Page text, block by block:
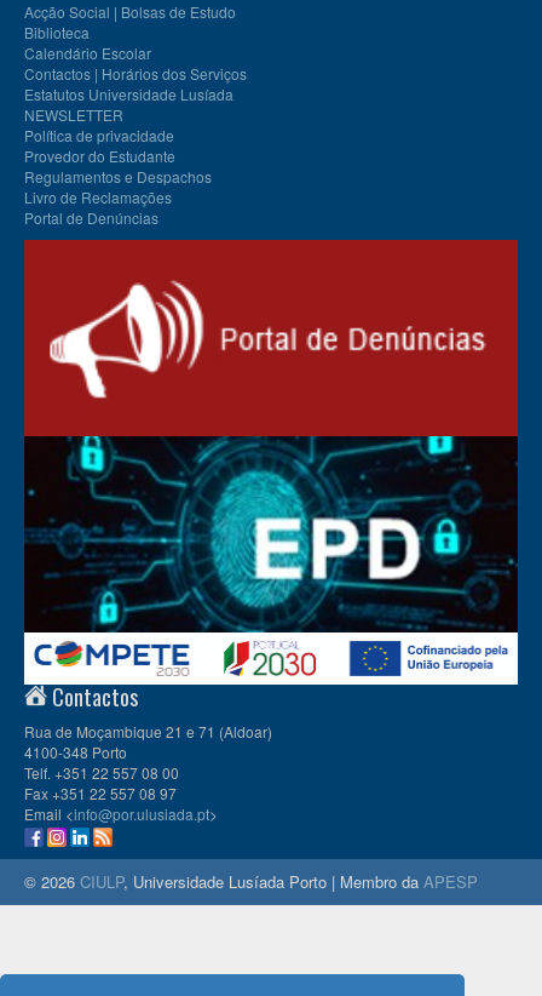
Acção Social | Bolsas de Estudo
Biblioteca
Calendário Escolar
Contactos | Horários dos Serviços
Estatutos Universidade Lusíada
NEWSLETTER
Política de privacidade
Provedor do Estudante
Regulamentos e Despachos
Livro de Reclamações
Portal de Denúncias
Contactos
Rua de Moçambique 21 e 71 (Aldoar)
4100-348 Porto
Telf. +351 22 557 08 00
Fax +351 22 557 08 97
Email <info@por.ulusiada.pt>
© 2026 CIULP, Universidade Lusíada Porto | Membro da APESP